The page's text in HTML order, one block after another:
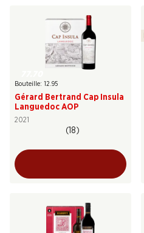
Bouteille: 12.95
Gérard Bertrand Cap Insula
Languedoc AOP
2021
(18)